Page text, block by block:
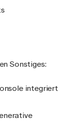
Sonstiges:
integriert